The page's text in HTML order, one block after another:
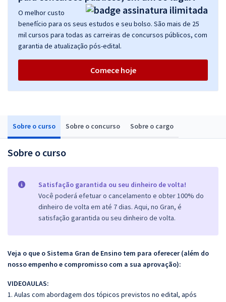
Sobre o curso Sobre o concurso Sobre o cargo
Sobre o curso
Satisfação garantida ou seu dinheiro de volta!
Você poderá efetuar o cancelamento e obter 100% do
dinheiro de volta em até 7 dias. Aqui, no Gran, é
satisfação garantida ou seu dinheiro de volta.
Veja o que o Sistema Gran de Ensino tem para oferecer (além do
nosso empenho e compromisso com a sua aprovação):
VIDEOAULAS:
1. Aulas com abordagem dos tópicos previstos no edital, após
O melhor custo
benefício para os seus estudos e seu bolso. São mais de 25
mil cursos para todas as carreiras de concursos públicos, com
garantia de atualização pós-edital.
Comece hoje